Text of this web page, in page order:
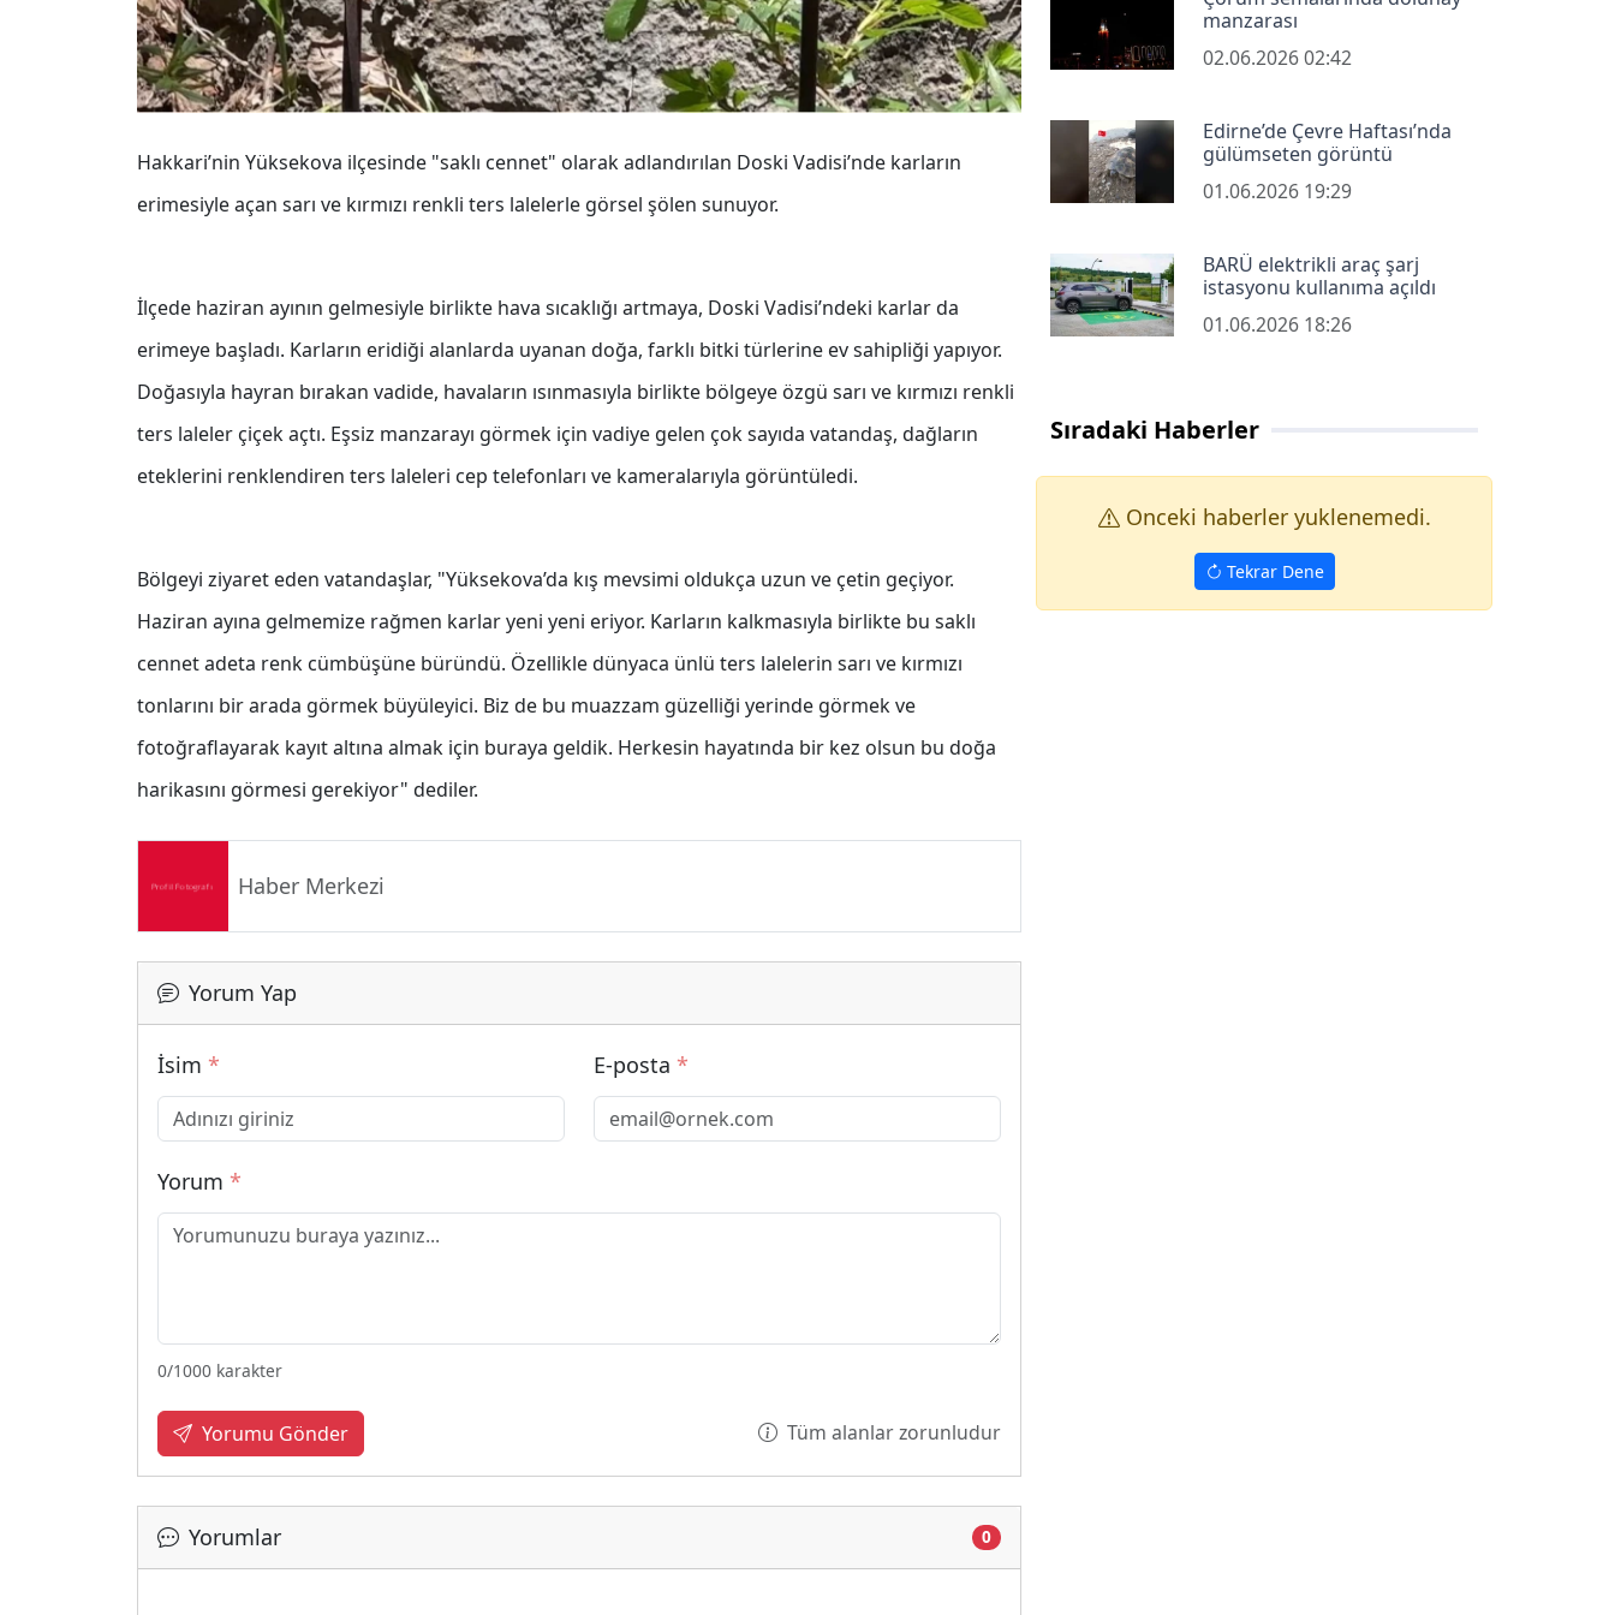
Hakkari’nin Yüksekova ilçesinde "saklı cennet" olarak adlandırılan Doski Vadisi’nde karların
erimesiyle açan sarı ve kırmızı renkli ters lalelerle görsel şölen sunuyor.
İlçede haziran ayının gelmesiyle birlikte hava sıcaklığı artmaya, Doski Vadisi’ndeki karlar da
erimeye başladı. Karların eridiği alanlarda uyanan doğa, farklı bitki türlerine ev sahipliği yapıyor.
Doğasıyla hayran bırakan vadide, havaların ısınmasıyla birlikte bölgeye özgü sarı ve kırmızı renkli
ters laleler çiçek açtı. Eşsiz manzarayı görmek için vadiye gelen çok sayıda vatandaş, dağların
eteklerini renklendiren ters laleleri cep telefonları ve kameralarıyla görüntüledi.
Bölgeyi ziyaret eden vatandaşlar, "Yüksekova’da kış mevsimi oldukça uzun ve çetin geçiyor.
Haziran ayına gelmemize rağmen karlar yeni yeni eriyor. Karların kalkmasıyla birlikte bu saklı
cennet adeta renk cümbüşüne büründü. Özellikle dünyaca ünlü ters lalelerin sarı ve kırmızı
tonlarını bir arada görmek büyüleyici. Biz de bu muazzam güzelliği yerinde görmek ve
fotoğraflayarak kayıt altına almak için buraya geldik. Herkesin hayatında bir kez olsun bu doğa
harikasını görmesi gerekiyor" dediler.
Haber Merkezi
Yorum Yap
İsim * E-posta *
Yorum *
0/1000 karakter
Yorumu Gönder Tüm alanlar zorunludur
Yorumlar 0
Yükleniyor...
manzarası
02.06.2026 02:42
Edirne’de Çevre Haftası’nda
gülümseten görüntü
01.06.2026 19:29
BARÜ elektrikli araç şarj
istasyonu kullanıma açıldı
01.06.2026 18:26
Sıradaki Haberler
Onceki haberler yuklenemedi.
Tekrar Dene